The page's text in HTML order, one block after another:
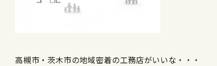
高槻市・茨木市の地域密着の工務店がいいな・・・